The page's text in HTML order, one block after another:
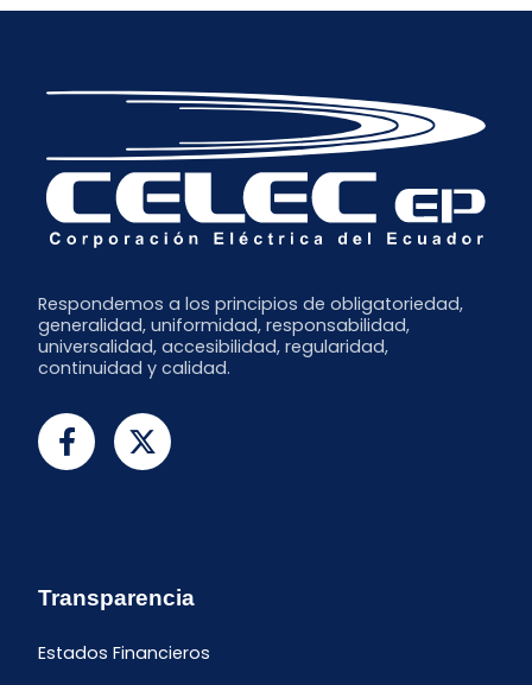
Respondemos a los principios de obligatoriedad,
generalidad, uniformidad, responsabilidad,
universalidad, accesibilidad, regularidad,
continuidad y calidad.
Transparencia
Estados Financieros